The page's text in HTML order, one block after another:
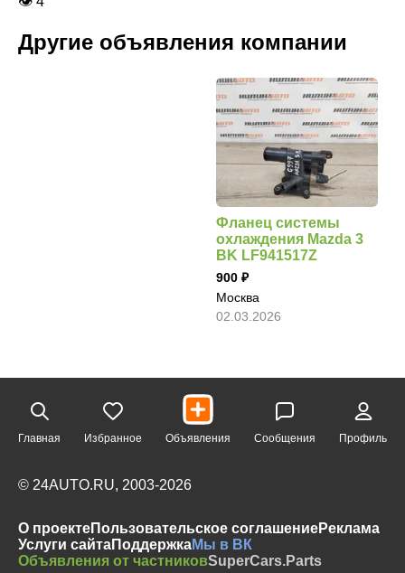
Другие объявления компании
Фланец системы
охлаждения Mazda 3
BK LF941517Z
900
Москва
02.03.2026
Главная Избранное Объявления Сообщения Профиль
© 24AUTO.RU, 2003-2026
О проектеПользовательское соглашениеРеклама
Услуги сайтаПоддержкаМы в ВК
Объявления от частниковSuperCars.Parts